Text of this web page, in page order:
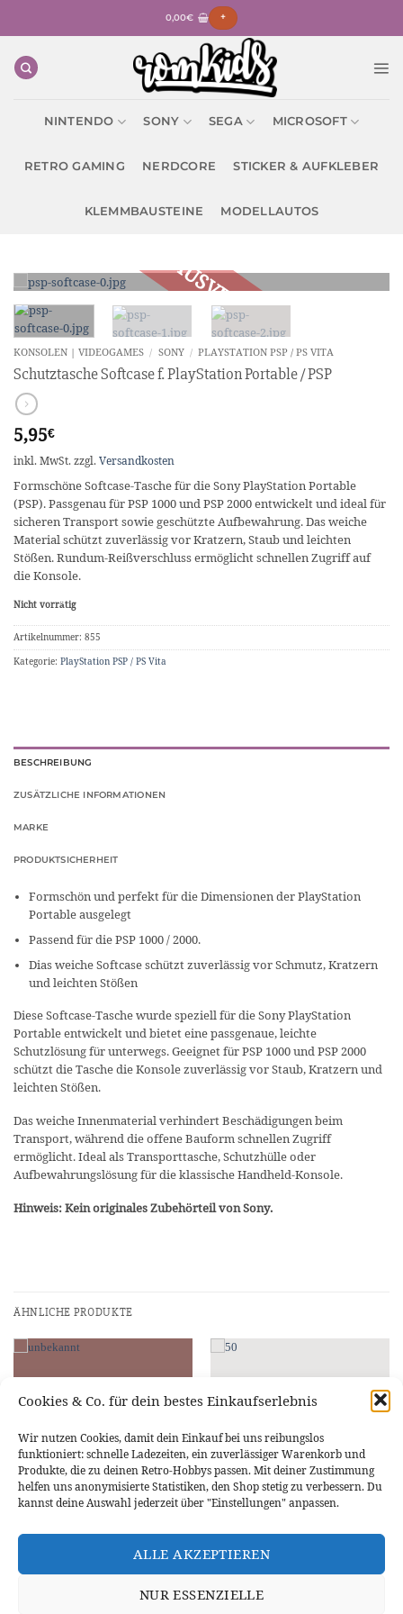
Cookies & Co. für dein bestes Einkaufserlebnis
Wir nutzen Cookies, damit dein Einkauf bei uns reibungslos
funktioniert: schnelle Ladezeiten, ein zuverlässiger Warenkorb und
Produkte, die zu deinen Retro-Hobbys passen. Mit deiner Zustimmung
helfen uns anonymisierte Statistiken, den Shop stetig zu verbessern. Du
kannst deine Auswahl jederzeit über "Einstellungen" anpassen.
ALLE AKZEPTIEREN
NUR ESSENZIELLE
0,00€ +
NINTENDO SONY SEGA MICROSOFT
RETRO GAMING NERDCORE STICKER & AUFKLEBER
KLEMMBAUSTEINE MODELLAUTOS
KONSOLEN | VIDEOGAMES / SONY / PLAYSTATION PSP / PS VITA
Schutztasche Softcase f. PlayStation Portable / PSP
5,95€
inkl. MwSt. zzgl. Versandkosten
Formschöne Softcase-Tasche für die Sony PlayStation Portable
(PSP). Passgenau für PSP 1000 und PSP 2000 entwickelt und ideal für
sicheren Transport sowie geschützte Aufbewahrung. Das weiche
Material schützt zuverlässig vor Kratzern, Staub und leichten
Stößen. Rundum-Reißverschluss ermöglicht schnellen Zugriff auf
die Konsole.
Nicht vorrätig
Artikelnummer: 855
Kategorie: PlayStation PSP / PS Vita
BESCHREIBUNG
ZUSÄTZLICHE INFORMATIONEN
MARKE
PRODUKTSICHERHEIT
Formschön und perfekt für die Dimensionen der PlayStation
Portable ausgelegt
Passend für die PSP 1000 / 2000.
Dias weiche Softcase schützt zuverlässig vor Schmutz, Kratzern
und leichten Stößen
Diese Softcase-Tasche wurde speziell für die Sony PlayStation
Portable entwickelt und bietet eine passgenaue, leichte
Schutzlösung für unterwegs. Geeignet für PSP 1000 und PSP 2000
schützt die Tasche die Konsole zuverlässig vor Staub, Kratzern und
leichten Stößen.
Das weiche Innenmaterial verhindert Beschädigungen beim
Transport, während die offene Bauform schnellen Zugriff
ermöglicht. Ideal als Transporttasche, Schutzhülle oder
Aufbewahrungslösung für die klassische Handheld-Konsole.
Hinweis: Kein originales Zubehörteil von Sony.
ÄHNLICHE PRODUKTE
Batteriefachcover
IN DEN WARENKORB IN DEN WARENKORB